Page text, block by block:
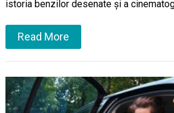
istoria benzilor desenate și a
Read More